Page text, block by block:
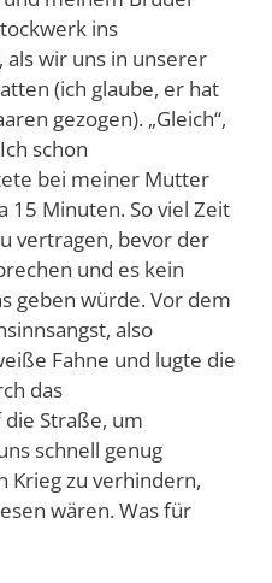
ins
wir uns in unserer
(ich glaube, er hat
gezogen). „Gleich“,
schon
bei meiner Mutter
15 Minuten. So viel Zeit
vertragen, bevor der
und es kein
geben würde. Vor dem
also
Fahne und lugte die
das
Straße, um
schnell genug
Krieg zu verhindern,
wären. Was für